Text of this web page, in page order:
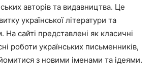
авторів та видавництва. Це
української літератури та
На сайті представлені як класичні
роботи українських письменників,
з новими іменами та ідеями.